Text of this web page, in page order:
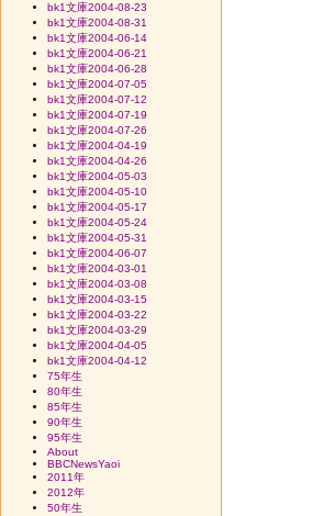
bk1文庫2004-08-23
bk1文庫2004-08-31
bk1文庫2004-06-14
bk1文庫2004-06-21
bk1文庫2004-06-28
bk1文庫2004-07-05
bk1文庫2004-07-12
bk1文庫2004-07-19
bk1文庫2004-07-26
bk1文庫2004-04-19
bk1文庫2004-04-26
bk1文庫2004-05-03
bk1文庫2004-05-10
bk1文庫2004-05-17
bk1文庫2004-05-24
bk1文庫2004-05-31
bk1文庫2004-06-07
bk1文庫2004-03-01
bk1文庫2004-03-08
bk1文庫2004-03-15
bk1文庫2004-03-22
bk1文庫2004-03-29
bk1文庫2004-04-05
bk1文庫2004-04-12
75年生
80年生
85年生
90年生
95年生
About
BBCNewsYaoi
2011年
2012年
50年生